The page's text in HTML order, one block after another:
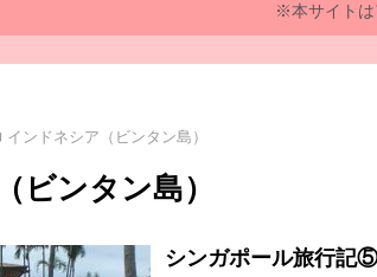
※本サイトは
インドネシア（ビンタン島）
ビンタン島）
シンガポール旅行記